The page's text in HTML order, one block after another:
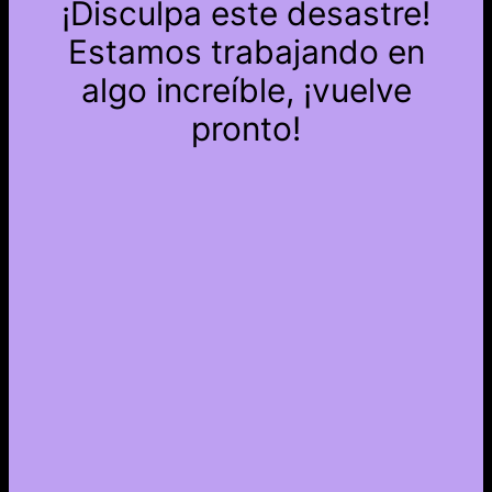
¡Disculpa este desastre!
Estamos trabajando en
algo increíble, ¡vuelve
pronto!